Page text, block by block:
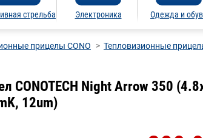
стрельба Электроника Одежда и
прицелы CONO
Тепловизионные
CONOTECH Night Arrow 350
12um)